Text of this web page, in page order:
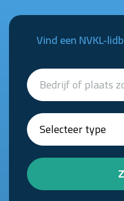
Vind een NVKL-